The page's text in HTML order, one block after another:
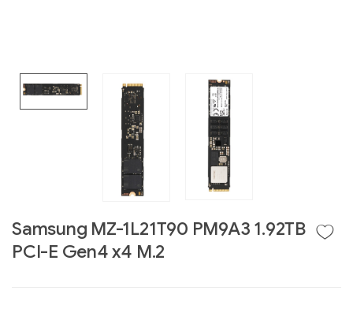
Samsung MZ-1L21T90 PM9A3 1.92TB
PCI-E Gen4 x4 M.2
SK hynix - DRAM
- GDDR - GDDR6